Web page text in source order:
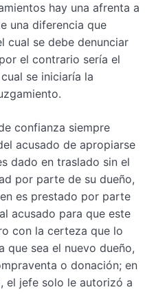
hay una afrenta a
una diferencia que
cual se debe denunciar
el contrario sería el
se iniciaría la
confianza siempre
acusado de apropiarse
dado en traslado sin el
por parte de su dueño,
es prestado por parte
acusado para que este
con la certeza que lo
que sea el nuevo dueño,
o donación; en
el jefe solo le autorizó a